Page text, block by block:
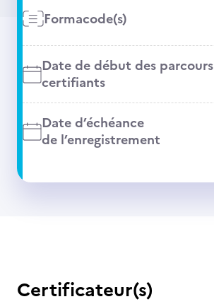
Formacode(s)
Date de début des parcours
certifiants
Date d’échéance
de l’enregistrement
Certificateur(s)